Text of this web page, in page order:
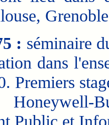
: séminaire
dans
Premiers
Public et